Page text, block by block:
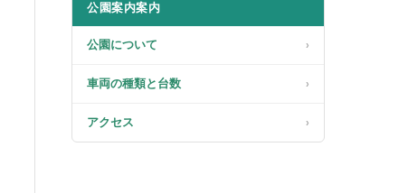
公園案内案内
公園について ›
車両の種類と台数 ›
アクセス ›